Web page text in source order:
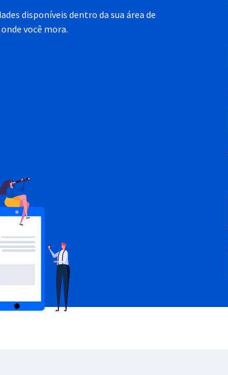
disponíveis dentro da sua área de
você mora.